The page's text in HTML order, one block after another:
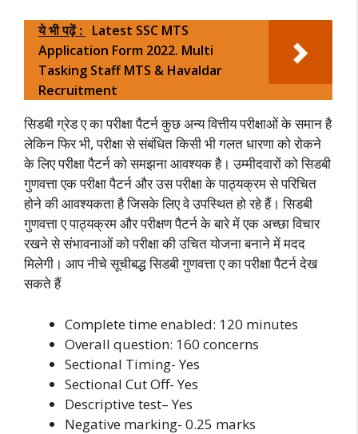
ये भी पढ़ें : Latest SSC MTS
Application Form 2022. Multi
Tasking Staff MTS & Havaldar
Recruitment
सिडबी ग्रेड ए का परीक्षा पैटर्न कुछ अन्य वित्तीय परीक्षाओं के समान है
लेकिन फिर भी, परीक्षा से संबंधित किसी भी गलत धारणा को रोकने
के लिए परीक्षा पैटर्न को समझना आवश्यक है। उम्मीदवारों को सिडबी
गुणवत्ता एक परीक्षा पैटर्न और उस परीक्षा के पाठ्यक्रम से परिचित
होने की आवश्यकता है जिसके लिए वे उपस्थित हो रहे हैं। सिडबी
गुणवत्ता ए पाठ्यक्रम और परीक्षण पैटर्न के बारे में एक अच्छा विचार
रखने से संभावनाओं को परीक्षा की उचित योजना बनाने में मदद
मिलेगी। आप नीचे सूचीबद्ध सिडबी गुणवत्ता ए का परीक्षा पैटर्न देख
सकते हैं
Complete time enabled: 120 minutes
Overall question: 160 concerns
Sectional Timing- Yes
Sectional Cut Off- Yes
Descriptive test– Yes
Negative marking- 0.25 marks